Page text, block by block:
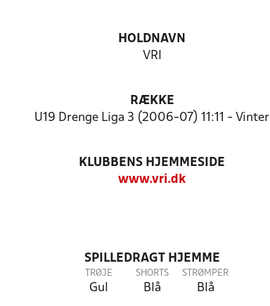
HOLDNAVN
VRI
RÆKKE
U19 Drenge Liga 3 (2006-07) 11:11 - Vinter
KLUBBENS HJEMMESIDE
www.vri.dk
SPILLEDRAGT HJEMME
TRØJE
Gul
SHORTS
Blå
STRØMPER
Blå